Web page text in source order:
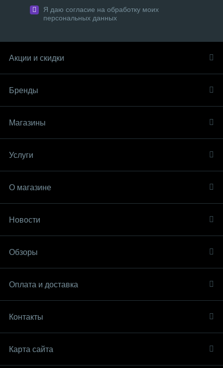
Я даю согласие на обработку моих
персональных данных
Акции и скидки
Бренды
Магазины
Услуги
О магазине
Новости
Обзоры
Оплата и доставка
Контакты
Карта сайта